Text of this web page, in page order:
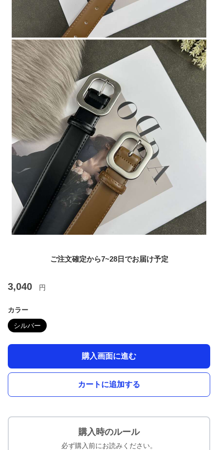
ご注文確定から7~28日でお届け予定
3,040 円
カラー
シルバー
購入画面に進む
カートに追加する
購入時のルール
必ず購入前にお読みください。